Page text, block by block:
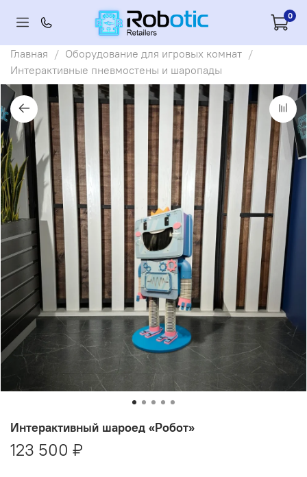
0
Главная
Оборудование для игровых комнат
Интерактивные пневмостены и шаропады
Интерактивный шароед «Робот»
123 500 ₽